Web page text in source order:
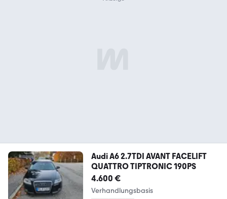
Audi A6 2.7TDI AVANT FACELIFT
QUATTRO TIPTRONIC 190PS
4.600 €
Verhandlungsbasis